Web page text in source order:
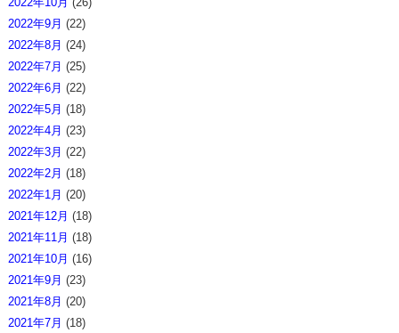
2022年9月 (22)
2022年8月 (24)
2022年7月 (25)
2022年6月 (22)
2022年5月 (18)
2022年4月 (23)
2022年3月 (22)
2022年2月 (18)
2022年1月 (20)
2021年12月 (18)
2021年11月 (18)
2021年10月 (16)
2021年9月 (23)
2021年8月 (20)
2021年7月 (18)